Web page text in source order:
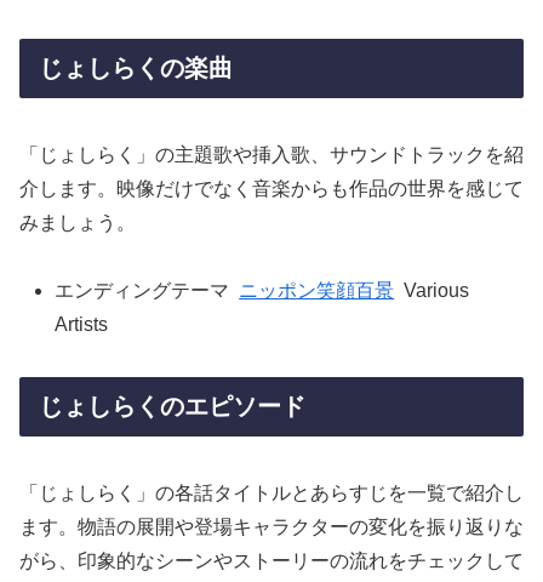
じょしらくの楽曲
「じょしらく」の主題歌や挿入歌、サウンドトラックを紹
介します。映像だけでなく音楽からも作品の世界を感じて
みましょう。
エンディングテーマ ニッポン笑顔百景 Various
Artists
じょしらくのエピソード
「じょしらく」の各話タイトルとあらすじを一覧で紹介し
ます。物語の展開や登場キャラクターの変化を振り返りな
がら、印象的なシーンやストーリーの流れをチェックして